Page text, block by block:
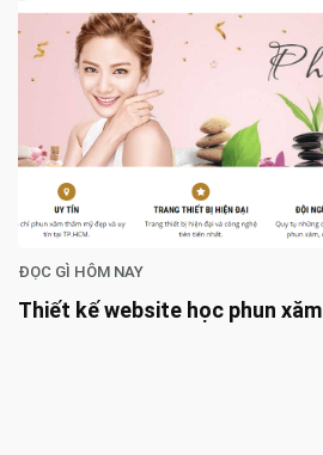
ĐỌC GÌ HÔM NAY
Thiết kế website học phun xăm